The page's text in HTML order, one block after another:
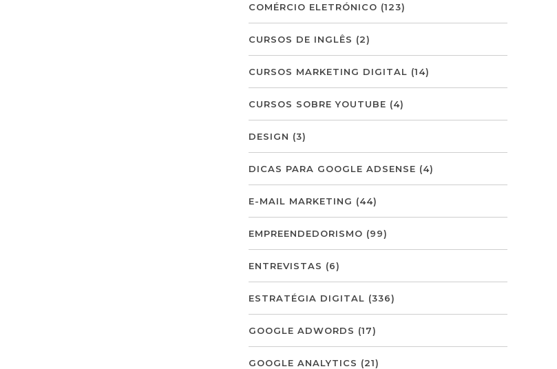
COMÉRCIO ELETRÓNICO (123)
CURSOS DE INGLÊS (2)
CURSOS MARKETING DIGITAL (14)
CURSOS SOBRE YOUTUBE (4)
DESIGN (3)
DICAS PARA GOOGLE ADSENSE (4)
E-MAIL MARKETING (44)
EMPREENDEDORISMO (99)
ENTREVISTAS (6)
ESTRATÉGIA DIGITAL (336)
GOOGLE ADWORDS (17)
GOOGLE ANALYTICS (21)